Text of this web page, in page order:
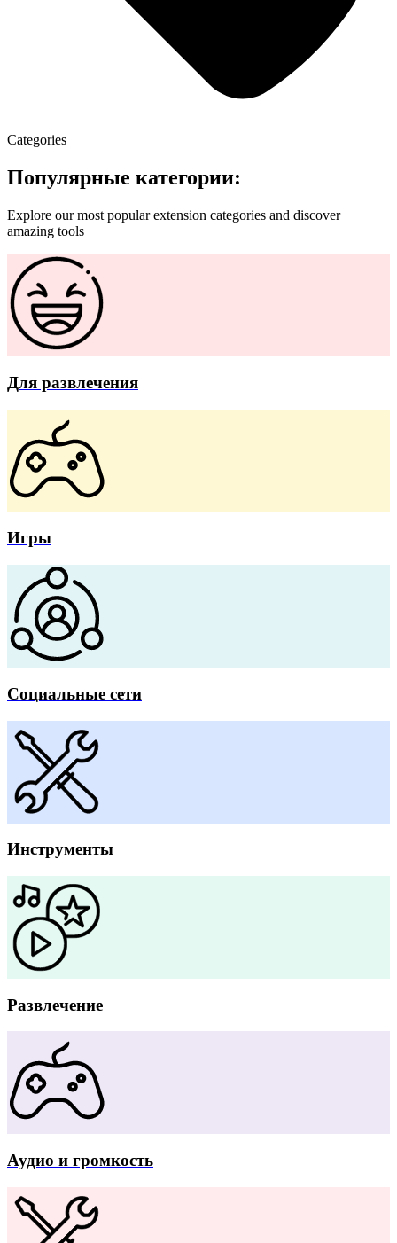
Categories
Популярные категории:
Explore our most popular extension categories and discover
amazing tools
Для развлечения
Игры
Социальные сети
Инструменты
Развлечение
Аудио и громкость